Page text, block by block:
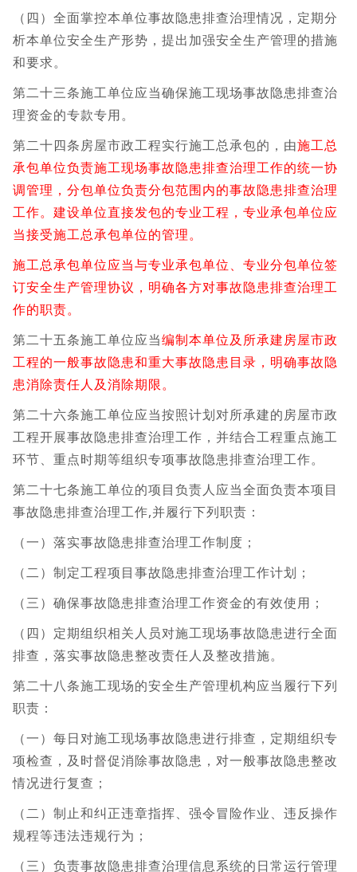
（四）全面掌控本单位事故隐患排查治理情况，定期分
析本单位安全生产形势，提出加强安全生产管理的措施
和要求。
第二十三条施工单位应当确保施工现场事故隐患排查治
理资金的专款专用。
第二十四条房屋市政工程实行施工总承包的，由施工总
承包单位负责施工现场事故隐患排查治理工作的统一协
调管理，分包单位负责分包范围内的事故隐患排查治理
工作。建设单位直接发包的专业工程，专业承包单位应
当接受施工总承包单位的管理。
施工总承包单位应当与专业承包单位、专业分包单位签
订安全生产管理协议，明确各方对事故隐患排查治理工
作的职责。
第二十五条施工单位应当编制本单位及所承建房屋市政
工程的一般事故隐患和重大事故隐患目录，明确事故隐
患消除责任人及消除期限。
第二十六条施工单位应当按照计划对所承建的房屋市政
工程开展事故隐患排查治理工作，并结合工程重点施工
环节、重点时期等组织专项事故隐患排查治理工作。
第二十七条施工单位的项目负责人应当全面负责本项目
事故隐患排查治理工作,并履行下列职责：
（一）落实事故隐患排查治理工作制度；
（二）制定工程项目事故隐患排查治理工作计划；
（三）确保事故隐患排查治理工作资金的有效使用；
（四）定期组织相关人员对施工现场事故隐患进行全面
排查，落实事故隐患整改责任人及整改措施。
第二十八条施工现场的安全生产管理机构应当履行下列
职责：
（一）每日对施工现场事故隐患进行排查，定期组织专
项检查，及时督促消除事故隐患，对一般事故隐患整改
情况进行复查；
（二）制止和纠正违章指挥、强令冒险作业、违反操作
规程等违法违规行为；
（三）负责事故隐患排查治理信息系统的日常运行管理